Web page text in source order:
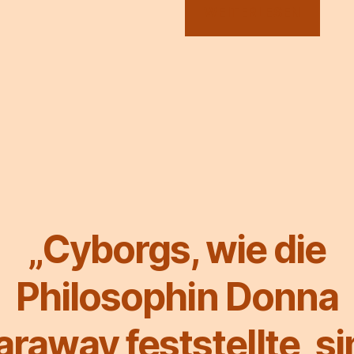
„Cyborgs, wie die
Philosophin Donna
feststellte,